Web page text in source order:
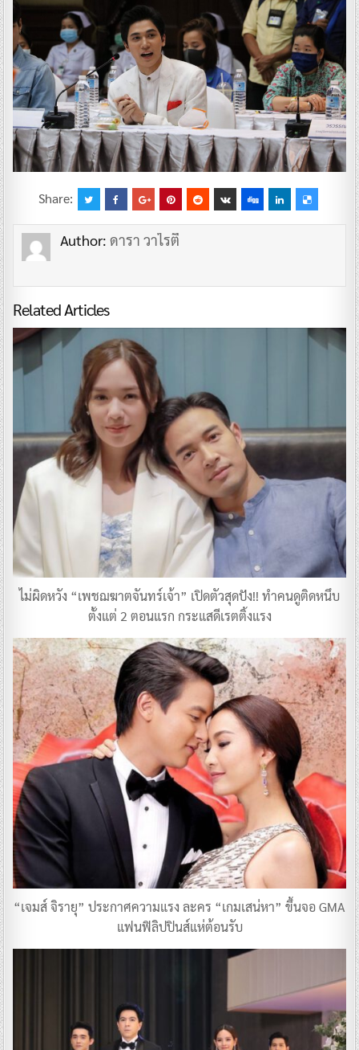
Share:
Author: ดารา วาไรตี้
Related Articles
ไม่ผิดหวัง “เพชฌฆาตจันทร์เจ้า” เปิดตัวสุดปัง!! ทำคนดูติดหนึบ
ตั้งแต่ 2 ตอนแรก กระแสดีเรตติ้งแรง
“เจมส์ จิรายุ” ประกาศความแรง ละคร “เกมเสน่หา” ขึ้นจอ GMA
แฟนฟิลิปปินส์แห่ต้อนรับ